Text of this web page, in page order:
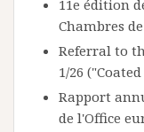
11e édition
Chambres
Referral to
1/26
Rapport
de l'Office